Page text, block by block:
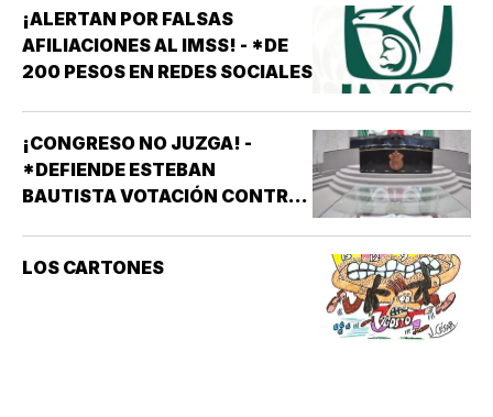
¡ALERTAN POR FALSAS
AFILIACIONES AL IMSS! - *DE
200 PESOS EN REDES SOCIALES
¡CONGRESO NO JUZGA! -
*DEFIENDE ESTEBAN
BAUTISTA VOTACIÓN CONTRA
LOS CARTONES